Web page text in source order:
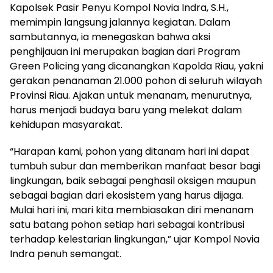
Kapolsek Pasir Penyu Kompol Novia Indra, S.H.,
memimpin langsung jalannya kegiatan. Dalam
sambutannya, ia menegaskan bahwa aksi
penghijauan ini merupakan bagian dari Program
Green Policing yang dicanangkan Kapolda Riau, yakni
gerakan penanaman 21.000 pohon di seluruh wilayah
Provinsi Riau. Ajakan untuk menanam, menurutnya,
harus menjadi budaya baru yang melekat dalam
kehidupan masyarakat.
“Harapan kami, pohon yang ditanam hari ini dapat
tumbuh subur dan memberikan manfaat besar bagi
lingkungan, baik sebagai penghasil oksigen maupun
sebagai bagian dari ekosistem yang harus dijaga.
Mulai hari ini, mari kita membiasakan diri menanam
satu batang pohon setiap hari sebagai kontribusi
terhadap kelestarian lingkungan,” ujar Kompol Novia
Indra penuh semangat.